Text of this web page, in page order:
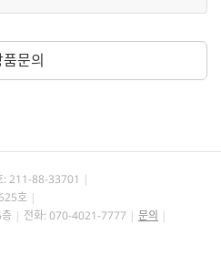
품문의
: 211-88-33701
호
전화: 070-4021-7777
문의